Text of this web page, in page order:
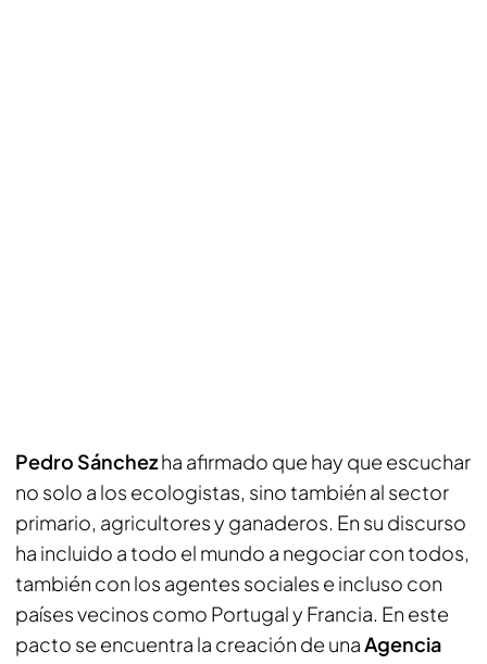
Pedro Sánchezha afirmado que hay que escuchar
no solo a los ecologistas, sino también al sector
primario, agricultores y ganaderos. En su discurso
ha incluido a todo el mundo a negociar con todos,
también con los agentes sociales e incluso con
países vecinos como Portugal y Francia. En este
pacto se encuentra la creación de unaAgencia